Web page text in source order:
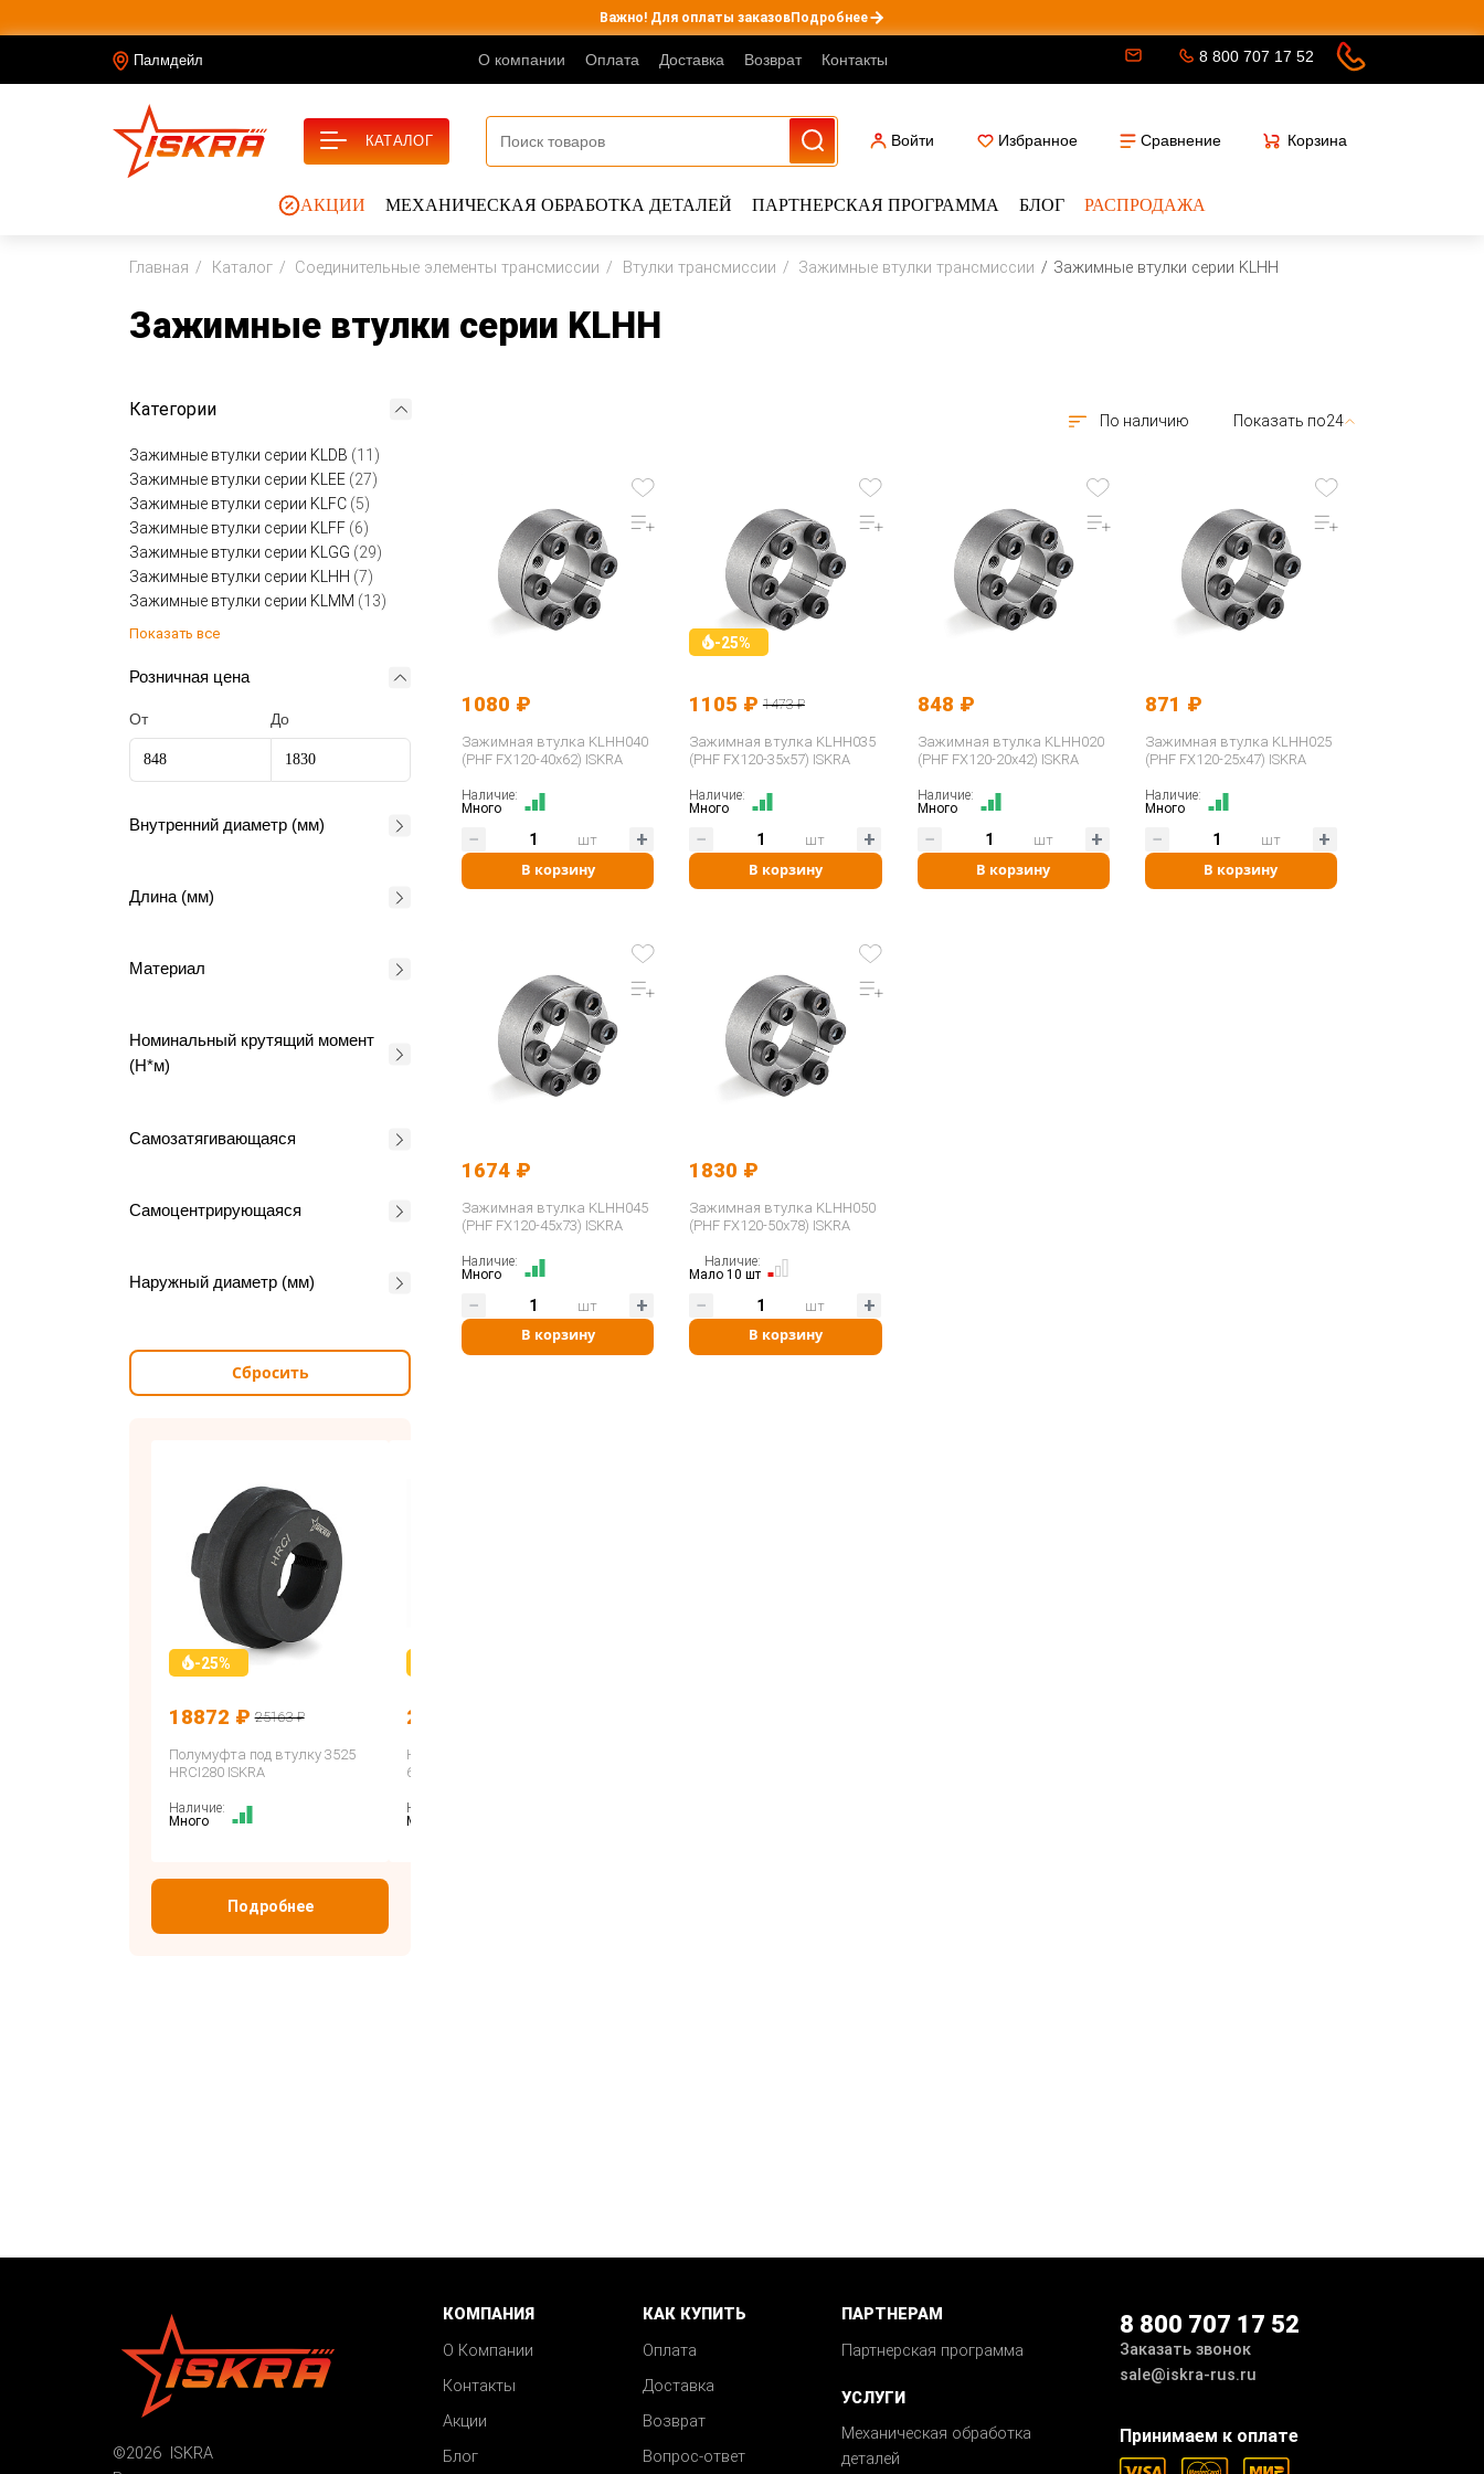
Важно! Для оплаты заказовПодробнее
Палмдейл О компании Оплата Доставка Возврат Контакты 8 800 707 17 52
АКЦИИ МЕХАНИЧЕСКАЯ ОБРАБОТКА ДЕТАЛЕЙ ПАРТНЕРСКАЯ ПРОГРАММА БЛОГ РАСПРОДАЖА
КАТАЛОГ Войти Избранное Сравнение Корзина
Главная Каталог Соединительные элементы трансмиссии Втулки трансмиссии Зажимные втулки трансмиссии Зажимные втулки серии KLHH
Зажимные втулки серии KLHH
Категории
Зажимные втулки серии KLDB (11)
Зажимные втулки серии KLEE (27)
Зажимные втулки серии KLFC (5)
Зажимные втулки серии KLFF (6)
Зажимные втулки серии KLGG (29)
Зажимные втулки серии KLHH (7)
Зажимные втулки серии KLMM (13)
Показать все
Розничная цена
От До
Внутренний диаметр (мм)
Длина (мм)
Материал
Номинальный крутящий момент
(Н*м)
Самозатягивающаяся
Самоцентрирующаяся
Наружный диаметр (мм)
-25%
18872 ₽ 25163 ₽
Полумуфта под втулку 3525
HRCI280 ISKRA
Наличие:
Много
207 ₽
Нержавеющий подшипник
6201-SS-ZZ ISKRA
Наличие:
Много
Подробнее
Показать по24
По наличию
1080 ₽
Зажимная втулка KLHH040
(PHF FX120-40x62) ISKRA
Наличие:
Много
В корзину
шт
-25%
1105 ₽ 1473 ₽
Зажимная втулка KLHH035
(PHF FX120-35x57) ISKRA
Наличие:
Много
В корзину
шт
848 ₽
Зажимная втулка KLHH020
(PHF FX120-20x42) ISKRA
Наличие:
Много
В корзину
шт
871 ₽
Зажимная втулка KLHH025
(PHF FX120-25x47) ISKRA
Наличие:
Много
В корзину
шт
1674 ₽
Зажимная втулка KLHH045
(PHF FX120-45x73) ISKRA
Наличие:
Много
В корзину
шт
1830 ₽
Зажимная втулка KLHH050
(PHF FX120-50x78) ISKRA
Наличие:
Мало 10 шт
В корзину
шт
©2026 ISKRA
КОМПАНИЯ
О Компании
Контакты
Акции
Блог
КАК КУПИТЬ
Оплата
Доставка
Возврат
Вопрос-ответ
ПАРТНЕРАМ
Партнерская программа
УСЛУГИ
Механическая обработка
деталей
8 800 707 17 52
Заказать звонок
sale@iskra-rus.ru
Принимаем к оплате